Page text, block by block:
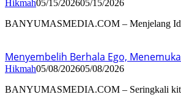
Hikmah05/15/202605/15/2026
BANYUMASMEDIA.COM – Menjelang
Menyembelih Berhala Ego,
Hikmah05/08/202605/08/2026
BANYUMASMEDIA.COM – Seringkali